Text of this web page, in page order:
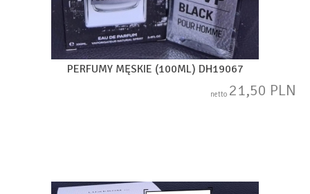
PERFUMY MĘSKIE (100ML) DH19067
netto 21,50 PLN